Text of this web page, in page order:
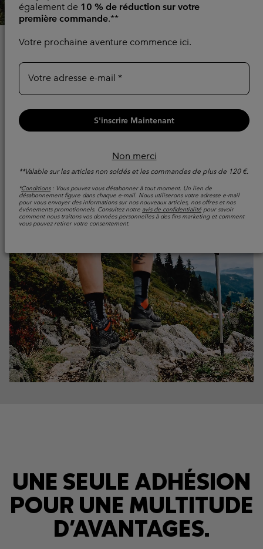
également de 10 % de réduction sur votre
première commande.**
Votre prochaine aventure commence ici.
Votre adresse e-mail
S'inscrire Maintenant
Non merci
**Valable sur les articles non soldés et les commandes de plus de 120 €.
*Conditions: Vous pouvez vous désabonner à tout moment. Un lien de
désabonnement figure dans chaque e-mail. Nous utiliserons votre adresse e-mail
pour vous envoyer des informations sur nos nouveaux articles, nos offres et nos
événements promotionnels. Consultez notre avis de confidentialité pour savoir
comment nous traitons vos données personnelles à des fins marketing et comment
vous pouvez retirer votre consentement.
POURQUOI
REJOINDRE
COLUMBIA UNLOCK ?
Parce que plus d'aventure devrait s'accompagner de
à des événements exclusifs, à des offres réservées aux
avantages exclusifs. Soit un concentré de ce que vous
aimez déjà.
S’inscrire Ou Se Connecter
UNE SEULE ADHÉSION
POUR UNE MULTITUDE
D'AVANTAGES.